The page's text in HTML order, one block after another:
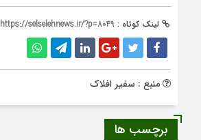
لینک کوتاه : https://selselehnews.ir/?p=8049
منبع : سفیر افلاک
برچسب ها